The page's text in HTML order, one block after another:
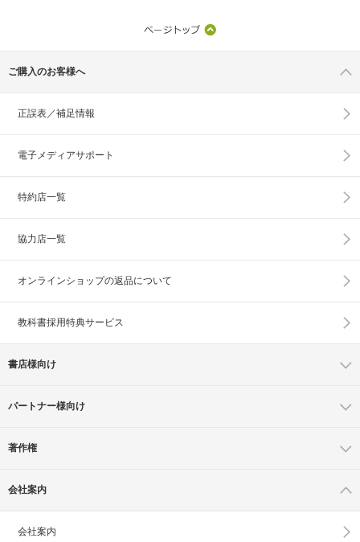
ご購入のお客様へ
正誤表／補足情報
電子メディアサポート
特約店一覧
協力店一覧
オンラインショップの返品について
教科書採用特典サービス
書店様向け
パートナー様向け
著作権
会社案内
会社案内